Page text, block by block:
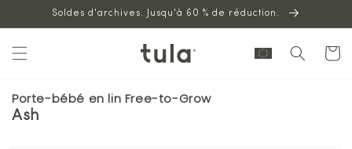
Aller au
contenu
Soldes d'archives. Jusqu'à 60 % de réduction.
Panier
Porte-bébé en lin Free-to-Grow
Ash